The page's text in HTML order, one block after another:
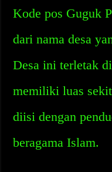
Kode pos Guguk
dari nama desa
Desa ini terletak
memiliki luas
diisi dengan
beragama Islam.